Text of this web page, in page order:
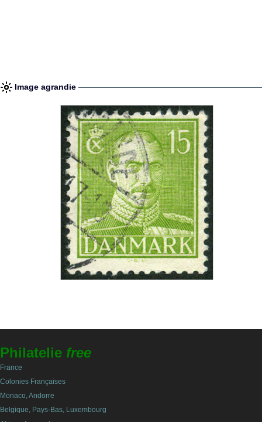
Image agrandie
Philatelie free
France
Colonies Françaises
Monaco, Andorre
Belgique, Pays-Bas, Luxembourg